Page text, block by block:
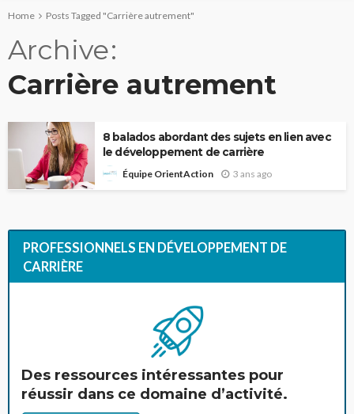
Home Posts Tagged "Carrière autrement"
Archive
Carrière autrement
8 balados abordant des sujets en lien avec
le développement de carrière
Équipe OrientAction 3 ans ago
PROFESSIONNELS EN DÉVELOPPEMENT DE
CARRIÈRE
Des ressources intéressantes pour
réussir dans ce domaine d’activité.